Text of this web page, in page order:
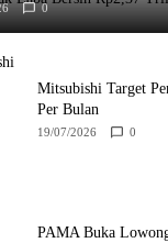
0
Mitsubishi Target
Per Bulan
19/07/2026 0
PAMA Buka